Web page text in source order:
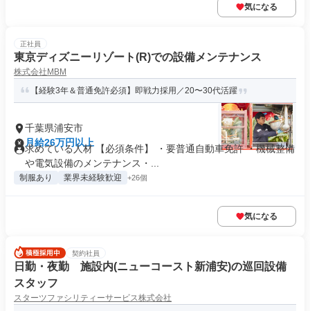
気になる
正社員
東京ディズニーリゾート(R)での設備メンテナンス
株式会社MBM
【経験3年＆普通免許必須】即戦力採用／20〜30代活躍
千葉県浦安市
月給26万円以上
求めている人材 【必須条件】 ・要普通自動車免許 ・機械整備
や電気設備のメンテナンス・...
制服あり 業界未経験歓迎 +26個
気になる
契約社員
日勤・夜勤 施設内(ニューコースト新浦安)の巡回設備
スタッフ
スターツファシリティーサービス株式会社